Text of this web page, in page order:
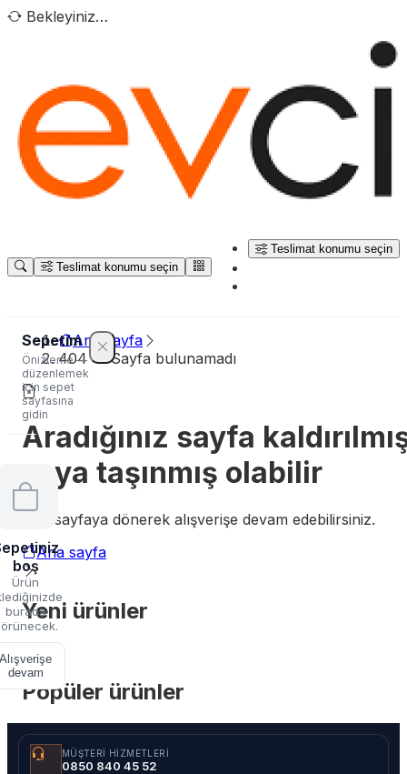
Bekleyiniz…
Teslimat konumu seçin
Teslimat konumu seçin
Sepetim
Önizleme —
düzenlemek
için sepet
sayfasına
gidin
boş
Ürün
burada
Alışverişe
devam
Ana sayfa
404 — Sayfa bulunamadı
Aradığınız sayfa
veya taşınmış olabilir
Ana sayfaya dönerek alışverişe devam edebilirsiniz.
Ana sayfa
Yeni ürünler
Popüler ürünler
MÜŞTERI HIZMETLERI
0850 840 45 52